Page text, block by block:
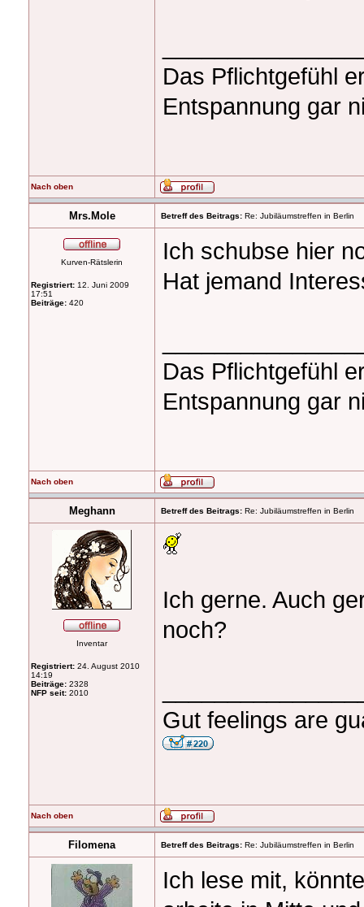
Das Pflichtgefühl
Entspannung gar
Nach oben
Mrs.Mole Betreff des Beitrags: Re: Jubiläumstreffen in Berlin
Kurven-Rätslerin
Registriert: 12. Juni 2009
17:51
Beiträge: 420
Ich schubse hier
Hat jemand
Das Pflichtgefühl
Entspannung gar
Nach oben
Meghann Betreff des Beitrags: Re: Jubiläumstreffen in Berlin
Inventar
Registriert: 24. August 2010
14:19
Beiträge: 2328
NFP seit: 2010
Ich gerne. Auch
noch?
Gut feelings are
Nach oben
Filomena Betreff des Beitrags: Re: Jubiläumstreffen in Berlin
Ich lese mit,